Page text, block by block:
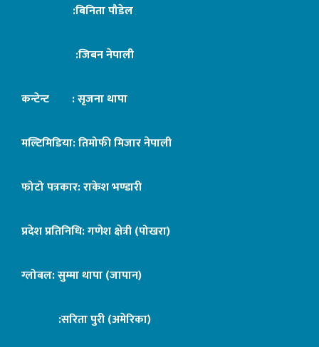
:बिनिता पौडेल
:जिबन नेपाली
कन्टेन्ट : सृजना थापा
मल्टिमिडिया: तिमोफी मिजार नेपाली
फोटो पत्रकार: राकेश भण्डारी
प्रदेश प्रतिनिधि: गणेश क्षेत्री (पोखरा)
ग्लोबल: सुम्मा थापा (जापान)
:सरिता पुरी (अमेरिका)